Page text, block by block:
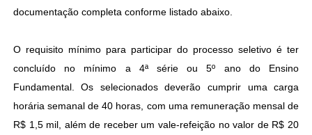
documentação completa conforme listado abaixo.
O requisito mínimo para participar do processo seletivo é ter
concluído no mínimo a 4ª série ou 5º ano do Ensino
Fundamental. Os selecionados deverão cumprir uma carga
horária semanal de 40 horas, com uma remuneração mensal de
R$ 1,5 mil, além de receber um vale-refeição no valor de R$ 20